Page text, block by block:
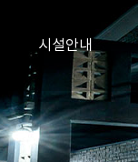
시설안내